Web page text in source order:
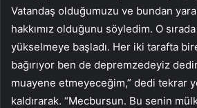
Vatandaş olduğumuzu ve bundan
hakkımız olduğunu söyledim. O
yükselmeye başladı. Her iki tarafta
bağırıyor ben de depremzedeyiz
muayene etmeyeceğim,” dedi tekrar
kaldırarak. “Mecbursun. Bu senin